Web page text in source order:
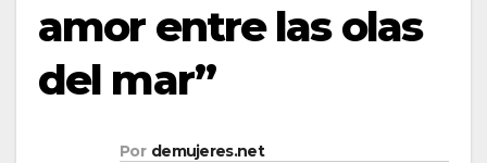
amor entre las olas
del mar”
Por demujeres.net